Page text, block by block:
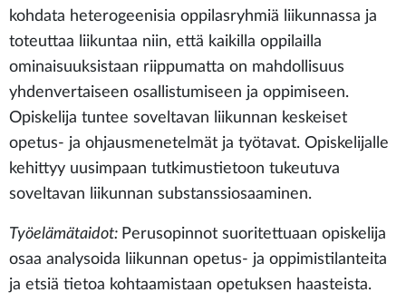
kohdata heterogeenisia oppilasryhmiä liikunnassa ja
toteuttaa liikuntaa niin, että kaikilla oppilailla
ominaisuuksistaan riippumatta on mahdollisuus
yhdenvertaiseen osallistumiseen ja oppimiseen.
Opiskelija tuntee soveltavan liikunnan keskeiset
opetus- ja ohjausmenetelmät ja työtavat. Opiskelijalle
kehittyy uusimpaan tutkimustietoon tukeutuva
soveltavan liikunnan substanssiosaaminen.
Työelämätaidot: Perusopinnot suoritettuaan opiskelija
osaa analysoida liikunnan opetus- ja oppimistilanteita
ja etsiä tietoa kohtaamistaan opetuksen haasteista.